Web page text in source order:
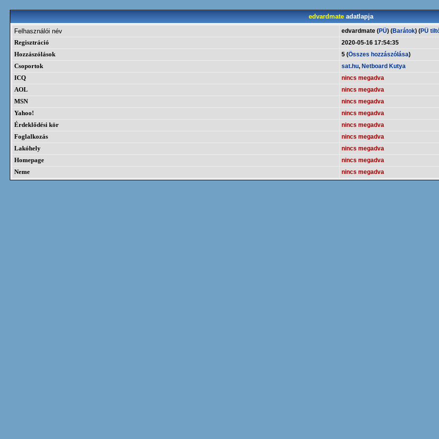
edvardmate adatlapja
Felhasználói név
edvardmate (PÜ) (Barátok) (PÜ
Regisztráció
2020-05-16 17:54:35
Hozzászólások
5 (Összes hozzászólása)
Csoportok
sat.hu, Netboard Kutya
ICQ
nincs megadva
AOL
nincs megadva
MSN
nincs megadva
Yahoo!
nincs megadva
Érdeklődési kör
nincs megadva
Foglalkozás
nincs megadva
Lakóhely
nincs megadva
Homepage
nincs megadva
Neme
nincs megadva